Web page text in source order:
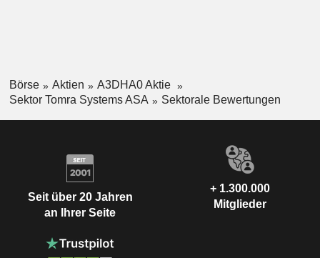
Börse Aktien
A3DHA0 Aktie
Sektor Tomra Systems ASA
Sektorale Bewertungen
Seit über 20 Jahren
an Ihrer Seite
+ 1.300.000
Mitglieder